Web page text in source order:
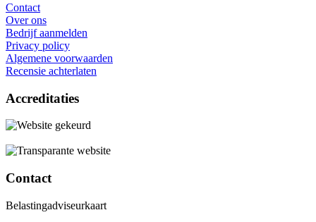
Contact
Over ons
Bedrijf aanmelden
Privacy policy
Algemene voorwaarden
Recensie achterlaten
Accreditaties
Contact
Belastingadviseurkaart